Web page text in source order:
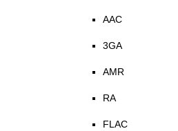
AAC
3GA
AMR
RA
FLAC